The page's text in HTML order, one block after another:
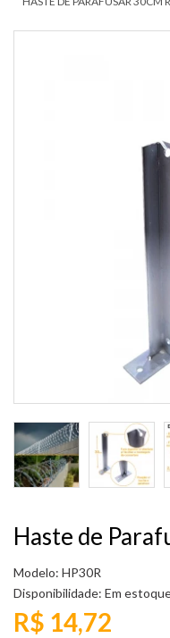
Haste de
Modelo: HP30R
Disponibilidade: Em
R$ 14,72